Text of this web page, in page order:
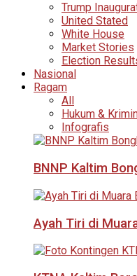
Trump
United Stated
White House
Market Stories
Election
Nasional
Ragam
All
Hukum &
Infografis
BNNP Kaltim
Ayah Tiri di